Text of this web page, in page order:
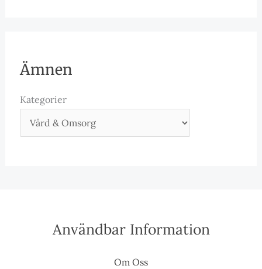
Ämnen
Kategorier
Användbar Information
Om Oss